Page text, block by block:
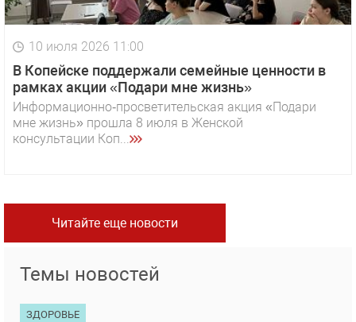
10 июля 2026 11:00
В Копейске поддержали семейные ценности в
рамках акции «Подари мне жизнь»
Информационно‑просветительская акция «Подари
мне жизнь» прошла 8 июля в Женской
консультации Коп...
Читайте еще новости
Темы новостей
ЗДОРОВЬЕ